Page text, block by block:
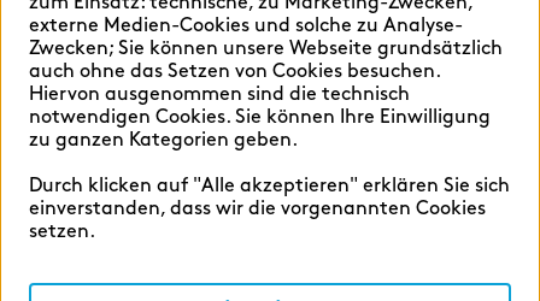
Deutsch English
Datenschutz
externe Medien-Cookies und solche zu Analyse-
Zwecken; Sie können unsere Webseite grundsätzlich
auch ohne das Setzen von Cookies besuchen.
Hiervon ausgenommen sind die technisch
notwendigen Cookies. Sie können Ihre Einwilligung
zu ganzen Kategorien geben.
Durch klicken auf "Alle akzeptieren" erklären Sie sich
einverstanden, dass wir die vorgenannten Cookies
setzen.